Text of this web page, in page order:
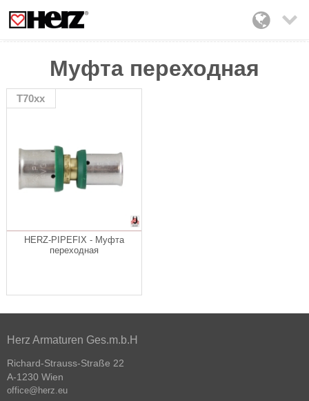

Муфта переходная
T70xx
HERZ-PIPEFIX - Муфта
переходная
Herz Armaturen Ges.m.b.H
Richard-Strauss-Straße 22
A-1230 Wien
office@herz.eu